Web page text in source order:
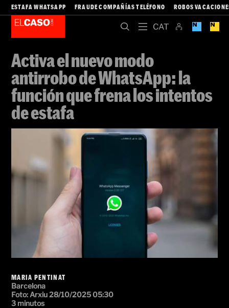
ESTAFA WHATSAPP FRAUDE COMPAÑÍAS TELÉFONO ROBOS
Activa el nuevo modo
antirrobo de WhatsApp: la
función que frena los intentos
de estafa
MARIA PENTINAT
Barcelona
Foto: Arxiu28/10/2025 05:30
3 minutos